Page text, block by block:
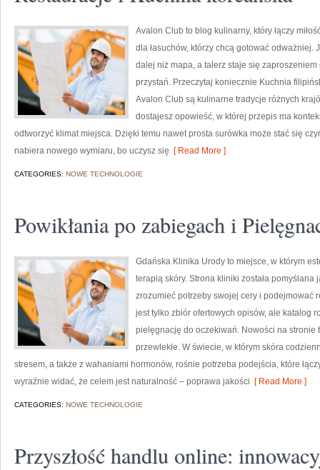
Avalon Club to blog kulinarny, który łączy
dla łasuchów, którzy chcą gotować
dalej niż mapa, a talerz staje się
przystań. Przeczytaj koniecznie Kuchnia
Avalon Club są kulinarne tradycje różnych
dostajesz opowieść, w której przepis ma
odtworzyć klimat miejsca. Dzięki temu nawet prosta surówka może stać się
nabiera nowego wymiaru, bo uczysz się [ Read More ]
CATEGORIES: NOWE TECHNOLOGIE
Powikłania po zabiegach i
Gdańska Klinika Urody to miejsce, w którym
terapią skóry. Strona kliniki została
zrozumieć potrzeby swojej cery i podejmować
jest tylko zbiór ofertowych opisów, ale katalog
pielęgnację do oczekiwań. Nowości na
przewlekłe. W świecie, w którym skóra
stresem, a także z wahaniami hormonów, rośnie potrzeba podejścia, które
wyraźnie widać, że celem jest naturalność – poprawa jakości [ Read More ]
CATEGORIES: NOWE TECHNOLOGIE
Przyszłość handlu online: